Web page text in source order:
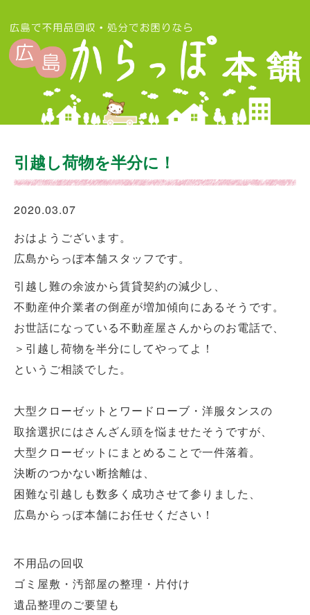
引越し荷物を半分に！
2020.03.07
おはようございます。
広島からっぽ本舗スタッフです。
引越し難の余波から賃貸契約の減少し、
不動産仲介業者の倒産が増加傾向にあるそうです。
お世話になっている不動産屋さんからのお電話で、
＞引越し荷物を半分にしてやってよ！
というご相談でした。
大型クローゼットとワードローブ・洋服タンスの
取捨選択にはさんざん頭を悩ませたそうですが、
大型クローゼットにまとめることで一件落着。
決断のつかない断捨離は、
困難な引越しも数多く成功させて参りました、
広島からっぽ本舗にお任せください！
不用品の回収
ゴミ屋敷・汚部屋の整理・片付け
遺品整理のご要望も